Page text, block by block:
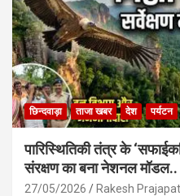
छिन्दवाड़ा ताजा खबर देश पर्यटन
पारिस्थितिकी तंत्र के
संरक्षण का बना नेशनल मॉडल..
27/05/2026 Rakesh